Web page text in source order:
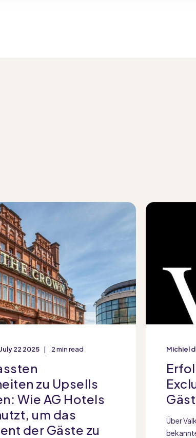
July 22 2025 2 min read
zu Upsells
Wie AG Hotels
um das
der Gäste zu
Michiel
Über